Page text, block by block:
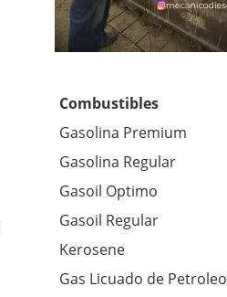
Combustibles
Gasolina Premium
Gasolina Regular
Gasoil Optimo
Gasoil Regular
Kerosene
Gas Licuado de Petroleo